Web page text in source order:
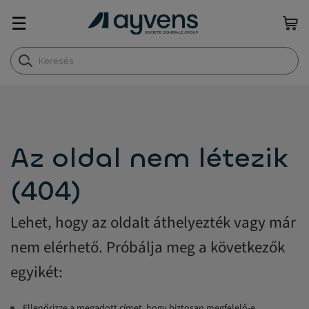
☰
Az oldal nem létezik
(404)
Lehet, hogy az oldalt áthelyezték vagy már
nem elérhető. Próbálja meg a következők
egyikét: